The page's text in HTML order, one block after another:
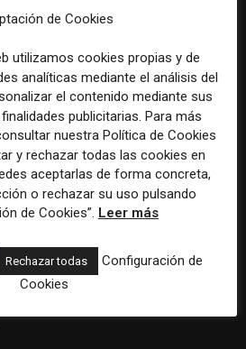
El buzón como nueva
ciudad a ciudad
hora:
Cuando el lector ya no llega
al medio, el medio tiene que
llegar a sus rutinas
de Cookies
utilizamos cookies propias y de
analíticas mediante el análisis del
el contenido mediante sus
publicitarias. Para más
nuestra Política de Cookies
y rechazar todas las cookies en
aceptarlas de forma concreta,
o rechazar su uso pulsando
de Cookies”. Leer más
Rechazar todas
Configuración de
Cookies